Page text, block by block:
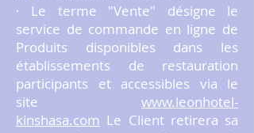
· Le terme "Vente" désigne le
service de commande en ligne de
Produits disponibles dans les
établissements de restauration
participants et accessibles via le
site www.leonhotel-
kinshasa.com Le Client retirera sa